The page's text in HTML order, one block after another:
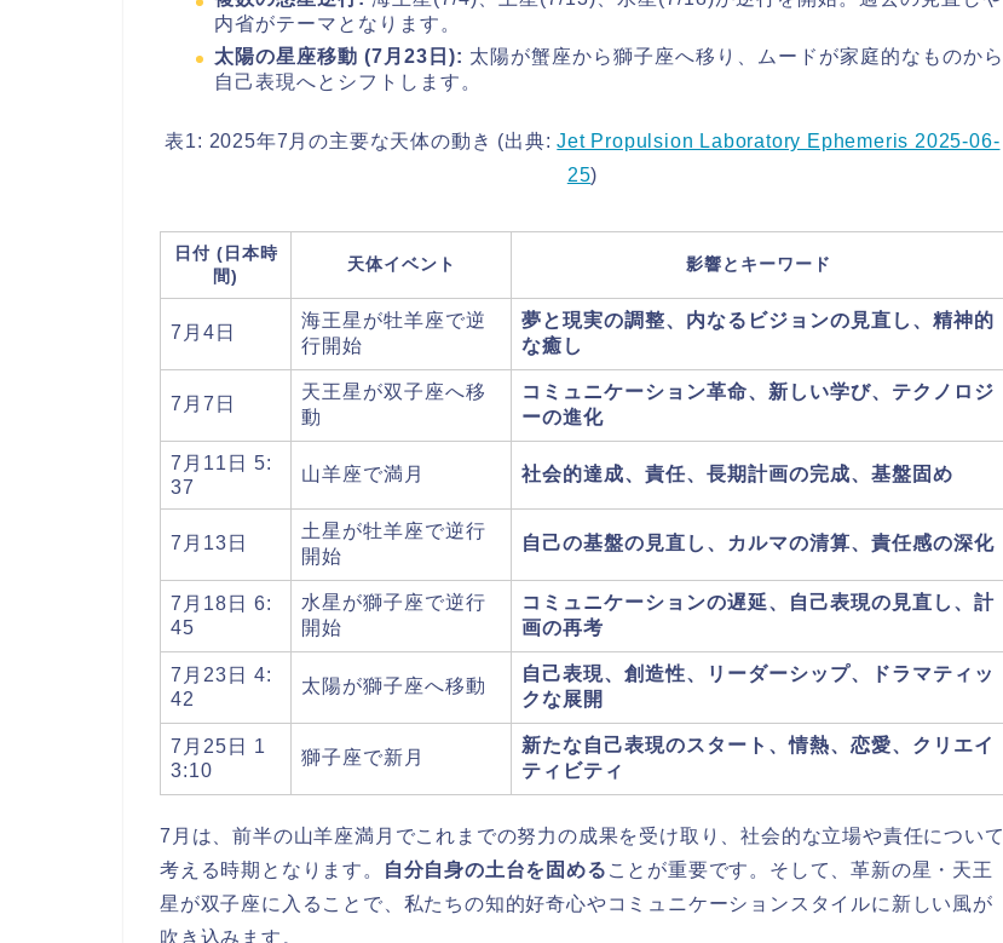
内省がテーマとなります。
太陽の星座移動 (7月23日): 太陽が蟹座から獅子座へ移り、ムードが家庭的なものから
自己表現へとシフトします。
表1: 2025年7月の主要な天体の動き (出典:Jet Propulsion Laboratory Ephemeris 2025-06-
25)
日付 (日本時
間)
天体イベント 影響とキーワード
7月4日
海王星が牡羊座で逆
行開始
夢と現実の調整、内なるビジョンの見直し、精神的
な癒し
7月7日
天王星が双子座へ移
動
コミュニケーション革命、新しい学び、テクノロジ
ーの進化
7月11日 5:
37
山羊座で満月 社会的達成、責任、長期計画の完成、基盤固め
7月13日
土星が牡羊座で逆行
開始
自己の基盤の見直し、カルマの清算、責任感の深化
7月18日 6:
45
水星が獅子座で逆行
開始
コミュニケーションの遅延、自己表現の見直し、計
画の再考
7月23日 4:
42
太陽が獅子座へ移動
自己表現、創造性、リーダーシップ、ドラマティッ
クな展開
7月25日 1
3:10
獅子座で新月
新たな自己表現のスタート、情熱、恋愛、クリエイ
ティビティ
7月は、前半の山羊座満月でこれまでの努力の成果を受け取り、社会的な立場や責任について
考える時期となります。
自分自身の土台を固める ことが重要です。そして、革新の星・天王
星が双子座に入ることで、私たちの知的好奇心やコミュニケーションスタイルに新しい風が
吹き込みます。